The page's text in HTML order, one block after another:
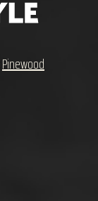
Pinewood